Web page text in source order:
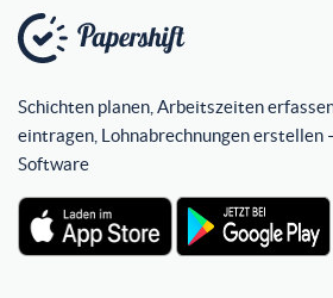
Schichten planen, Arbeitszeiten
eintragen, Lohnabrechnungen erstellen
Software